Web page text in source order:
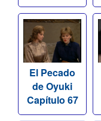
El Pecado
de Oyuki
Capítulo 67